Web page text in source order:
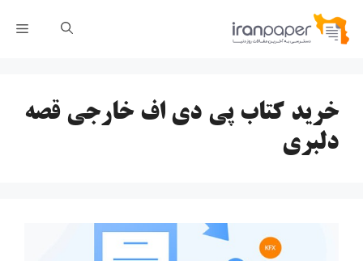
پرش
خرید کتاب پی دی اف خارجی قصه
دلبری